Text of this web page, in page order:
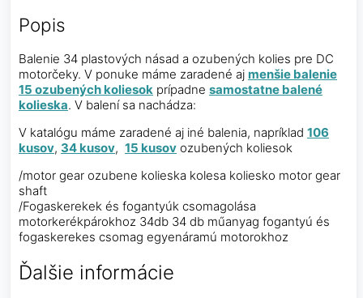
Popis
Balenie 34 plastových násad a ozubených kolies pre DC
motorčeky. V ponuke máme zaradené aj menšie balenie
15 ozubených koliesok prípadne samostatne balené
kolieska. V balení sa nachádza:
V katalógu máme zaradené aj iné balenia, napríklad 106
kusov, 34 kusov, 15 kusov ozubených koliesok
/motor gear ozubene kolieska kolesa koliesko motor gear
shaft
/Fogaskerekek és fogantyúk csomagolása
motorkerékpárokhoz 34db 34 db műanyag fogantyú és
fogaskerekes csomag egyenáramú motorokhoz
Ďalšie informácie